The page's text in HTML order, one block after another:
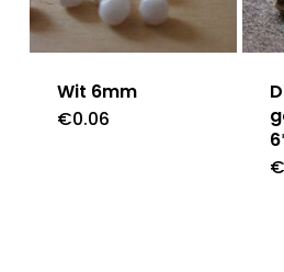
Wit 6mm
€0.06
€